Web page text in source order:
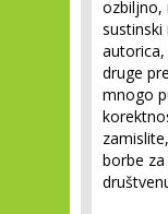
ozbiljno,
druge
mnogo
borbe